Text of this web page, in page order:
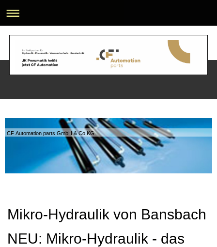
CF Automation parts GmbH & Co.KG
Mikro-Hydraulik von Bansbach
NEU: Mikro-Hydraulik - das